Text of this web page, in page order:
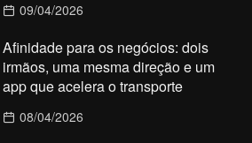
09/04/2026
Afinidade para os negócios: dois
irmãos, uma mesma direção e um
app que acelera o transporte
08/04/2026